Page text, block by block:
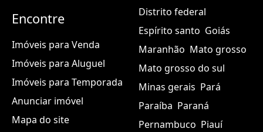
Encontre
Imóveis para Venda
Imóveis para Aluguel
Imóveis para Temporada
Anunciar imóvel
Mapa do site
Distrito federal
Espírito santo Goiás
Maranhão Mato grosso
Mato grosso do sul
Minas gerais Pará
Paraíba Paraná
Pernambuco Piauí